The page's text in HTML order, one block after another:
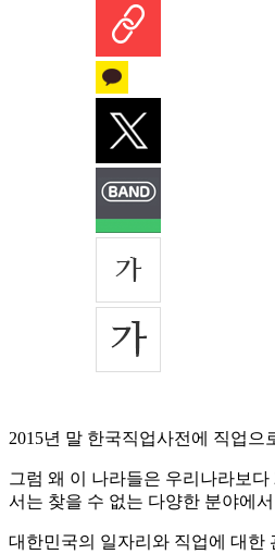
2015년 말 한국직업사전에 직업으
그럼 왜 이 나라들은 우리나라보
서는 찾을 수 없는 다양한 분야에
대한민국의 일자리와 직업에 대한